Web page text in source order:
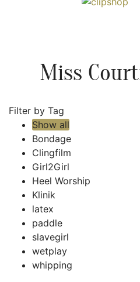
Miss
Filter by Tag
Show all
Bondage
Clingfilm
Girl2Girl
Heel Worship
Klinik
latex
paddle
slavegirl
wetplay
whipping